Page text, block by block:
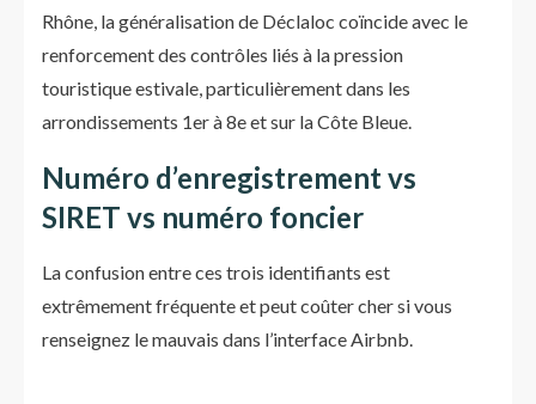
Rhône, la généralisation de Déclaloc coïncide avec le
renforcement des contrôles liés à la pression
touristique estivale, particulièrement dans les
arrondissements 1er à 8e et sur la Côte Bleue.
Numéro d’enregistrement vs
SIRET vs numéro foncier
La confusion entre ces trois identifiants est
extrêmement fréquente et peut coûter cher si vous
renseignez le mauvais dans l’interface Airbnb.